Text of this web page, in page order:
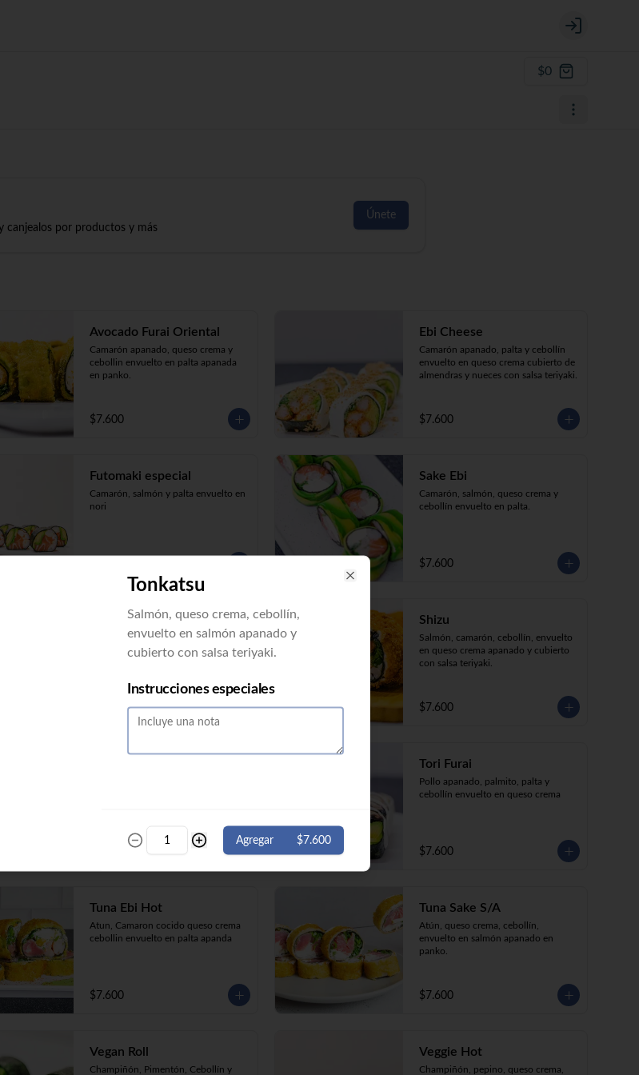
Login
$0
canjealos por productos y más
Únete
Avocado Furai Oriental
Camarón apanado, queso crema y
cebollin envuelto en palta apanada
en panko.
$7.600
Ebi Cheese
Camarón apanado, palta y cebollín
envuelto en queso crema cubierto de
almendras y nueces con salsa teriyaki.
$7.600
Futomaki especial
Camarón, salmón y palta envuelto en
nori
Sake Ebi
Camarón, salmón, queso crema y
cebollín envuelto en palta.
$7.600
Sake ebi Hot
Salmon, Camaron cocido queso
crema cebollin envuelto en palta
Shizu
Salmón, camarón, cebollín, envuelto
en queso crema apanado y cubierto
con salsa teriyaki.
$7.600
Tori Furai
Pollo apanado, palmito, palta y
cebollín envuelto en queso crema
$7.600
Tuna Ebi Hot
Atun, Camaron cocido queso crema
cebollin envuelto en palta apanda
$7.600
Tuna Sake S/A
Atún, queso crema, cebollín,
envuelto en salmón apanado en
panko.
$7.600
Vegan Roll
Champiñón, Pimentón, Cebollín y
Veggie Hot
Champiñón, pepino, queso crema,
Tonkatsu
Salmón, queso crema, cebollín,
envuelto en salmón apanado y
cubierto con salsa teriyaki.
Instrucciones especiales
Agregar $7.600